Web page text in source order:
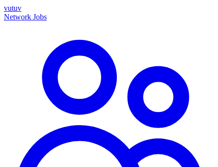
vutuv
Network Jobs